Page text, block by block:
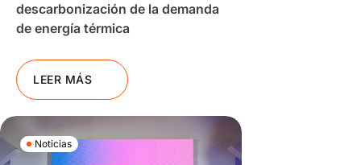
descarbonización de la demanda
de energía térmica
LEER MÁS
Noticias